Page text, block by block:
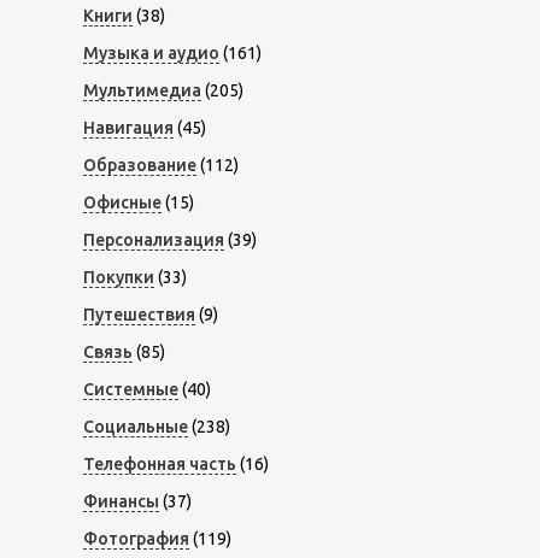
Книги (38)
Музыка и аудио (161)
Мультимедиа (205)
Навигация (45)
Образование(112)
Офисные(15)
Персонализация (39)
Покупки (33)
Путешествия (9)
Связь (85)
Системные(40)
Социальные(238)
Телефонная часть (16)
Финансы (37)
Фотография (119)